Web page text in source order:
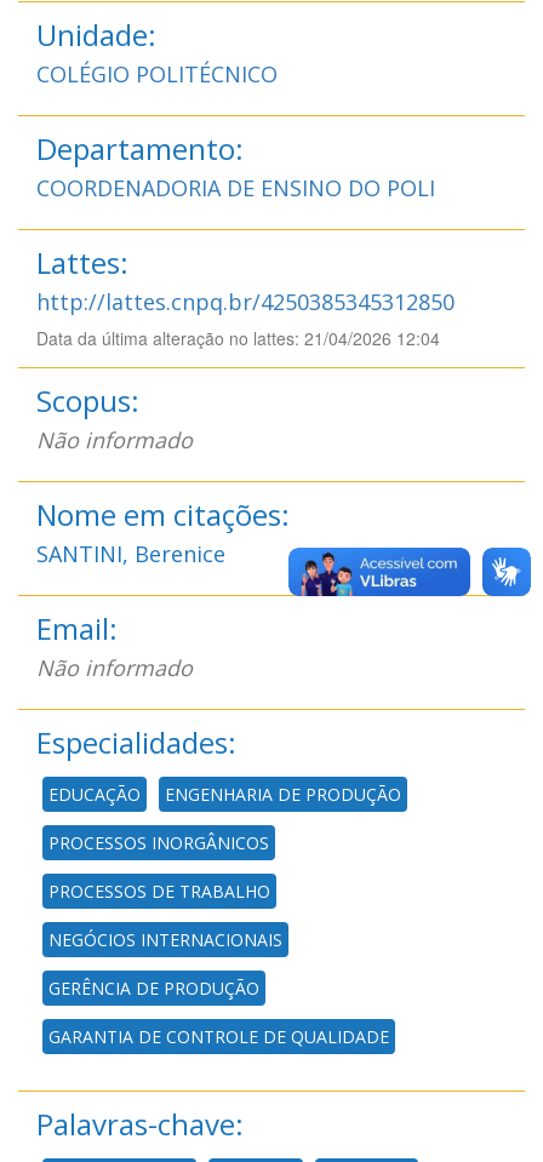
Unidade:
COLÉGIO POLITÉCNICO
Departamento:
COORDENADORIA DE ENSINO DO POLI
Lattes:
http://lattes.cnpq.br/4250385345312850
Data da última alteração no lattes: 21/04/2026 12:04
Scopus:
Não informado
Nome em citações:
SANTINI, Berenice
Email:
Não informado
Especialidades:
EDUCAÇÃO ENGENHARIA DE PRODUÇÃO
PROCESSOS INORGÂNICOS
PROCESSOS DE TRABALHO
NEGÓCIOS INTERNACIONAIS
GERÊNCIA DE PRODUÇÃO
GARANTIA DE CONTROLE DE QUALIDADE
Palavras-chave: